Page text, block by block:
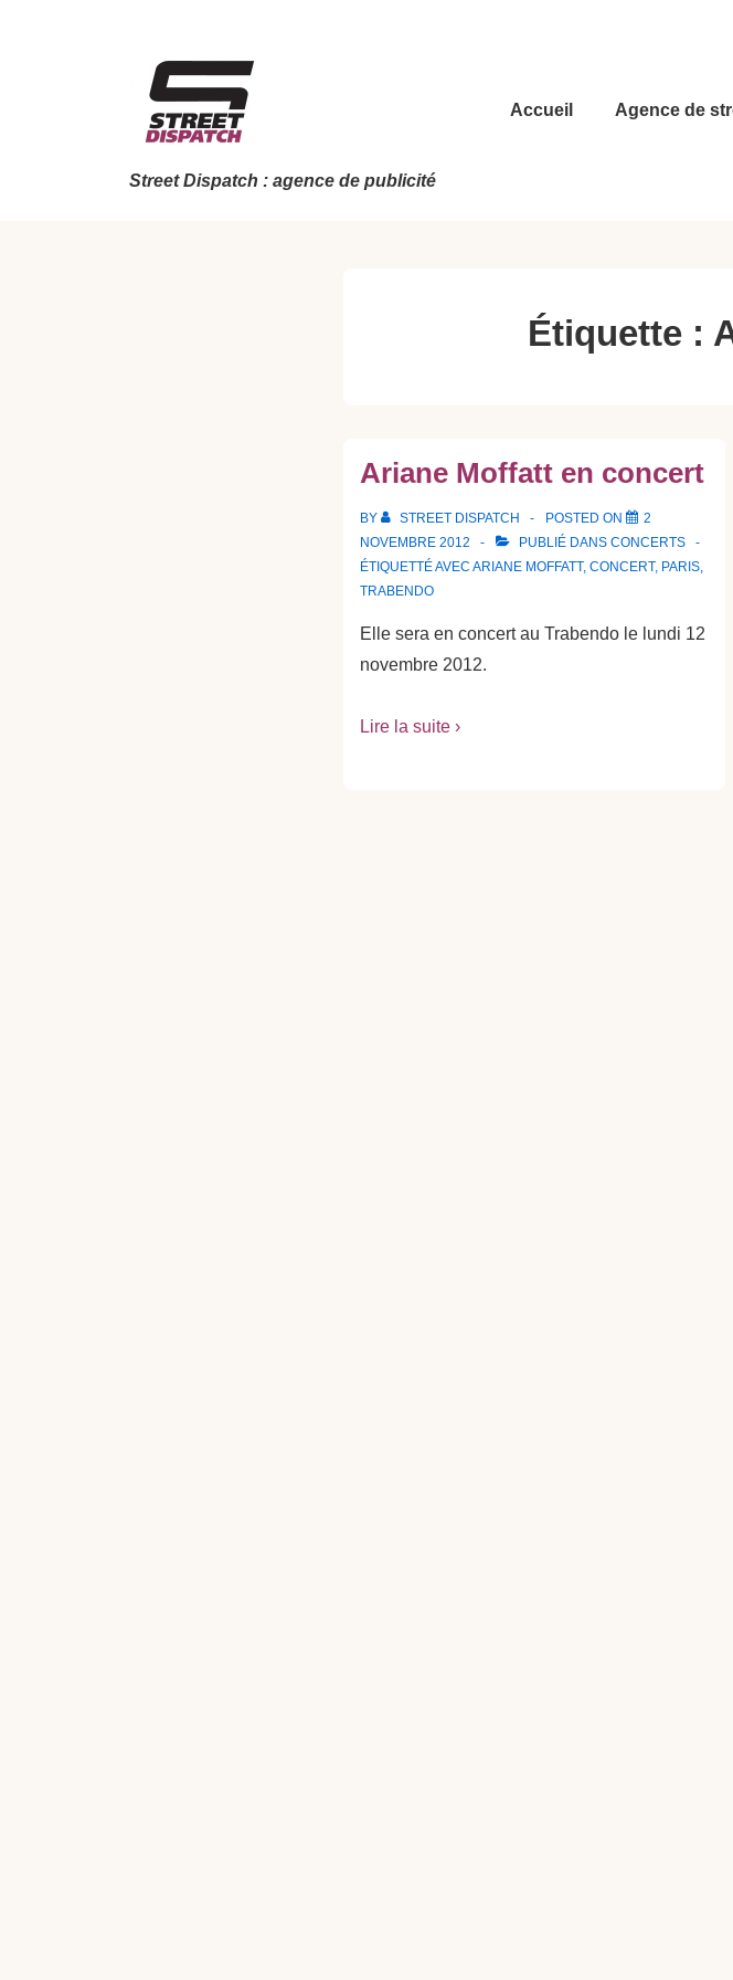
Street Dispatch : agence de publicité
Main
Accueil Agence de
Étiquette :
Ariane Moffatt en concert
BY STREET DISPATCH POSTED ON
2
NOVEMBRE 2012
PUBLIÉ DANS CONCERTS
ÉTIQUETTÉ AVEC ARIANE MOFFATT, CONCERT, PARIS,
TRABENDO
Elle sera en concert au Trabendo le lundi 12
novembre 2012.
Lire la suite ›